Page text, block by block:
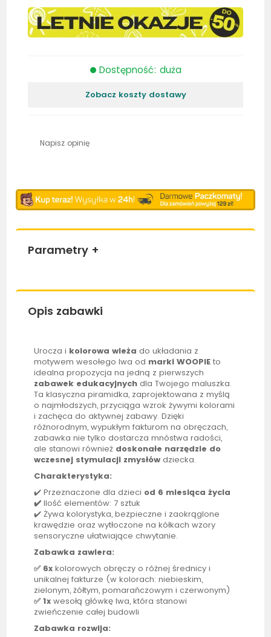
Dostępność: duża
Zobacz koszty dostawy
Napisz opinię
Parametry +
Opis zabawki
Urocza i kolorowa wieża do układania z
motywem wesołego lwa od markiWOOPIE to
idealna propozycja na jedną z pierwszych
zabawek edukacyjnych dla Twojego maluszka.
Ta klasyczna piramidka, zaprojektowana z myślą
o najmłodszych, przyciąga wzrok żywymi kolorami
i zachęca do aktywnej zabawy. Dzięki
różnorodnym, wypukłym fakturom na obręczach,
zabawka nie tylko dostarcza mnóstwa radości,
ale stanowi również doskonałe narzędzie do
wczesnej stymulacji zmysłów dziecka.
Charakterystyka:
✔️ Przeznaczone dla dzieci od 6 miesiąca życia
✔️Ilość elementów: 7 sztuk
✔️ Żywa kolorystyka, bezpieczne i zaokrąglone
krawędzie oraz wytłoczone na kółkach wzory
sensoryczne ułatwiające chwytanie.
Zabawka zawiera:
✅ 6x kolorowych obręczy o różnej średnicy i
unikalnej fakturze (w kolorach: niebieskim,
zielonym, żółtym, pomarańczowym i czerwonym)
✅ 1x wesołą główkę lwa, która stanowi
zwieńczenie całej budowli
Zabawka rozwija: